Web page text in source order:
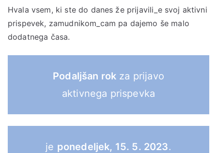
Hvala vsem, ki ste do danes že prijavili_e svoj aktivni
prispevek, zamudnikom_cam pa dajemo še malo
dodatnega časa.
Podaljšan rok za prijavo
aktivnega prispevka
je ponedeljek, 15. 5. 2023.